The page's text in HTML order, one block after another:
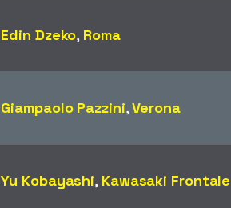
Edin Dzeko, Roma
Giampaolo Pazzini,Verona
Yu Kobayashi, Kawasaki Frontale